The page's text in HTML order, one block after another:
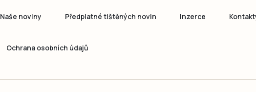
Naše noviny Předplatné tištěných novin Inzerce
Ochrana osobních údajů